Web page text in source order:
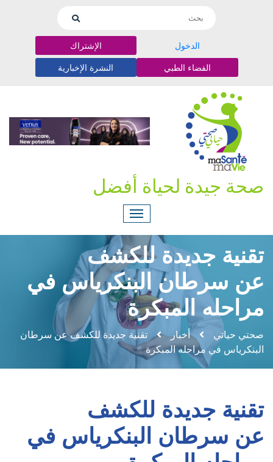
الدخول الإشتراك
الفضاء الطبي النشرة الإخبارية
صحة جيدة لحياة أفضل
تقنية جديدة للكشف
عن سرطان البنكرياس في
مراحله المبكرة
صحتي حياتي أخبار
تقنية جديدة للكشف عن سرطان
البنكرياس في مراحله المبكرة
تقنية جديدة للكشف
عن سرطان البنكرياس في